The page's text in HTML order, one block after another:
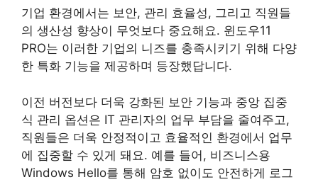
기업 환경에서는 보안, 관리 효율성, 그리고 직원들
의 생산성 향상이 무엇보다 중요해요. 윈도우11
PRO는 이러한 기업의 니즈를 충족시키기 위해 다양
한 특화 기능을 제공하며 등장했답니다.
이전 버전보다 더욱 강화된 보안 기능과 중앙 집중
식 관리 옵션은 IT 관리자의 업무 부담을 줄여주고,
직원들은 더욱 안정적이고 효율적인 환경에서 업무
에 집중할 수 있게 돼요. 예를 들어, 비즈니스용
Windows Hello를 통해 암호 없이도 안전하게 로그